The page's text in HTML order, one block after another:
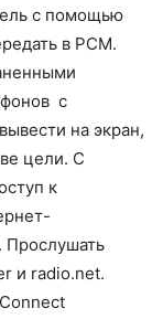
с помощью
в PCM.
с
на экран,
цели. С
к
Прослушать
и radio.net.